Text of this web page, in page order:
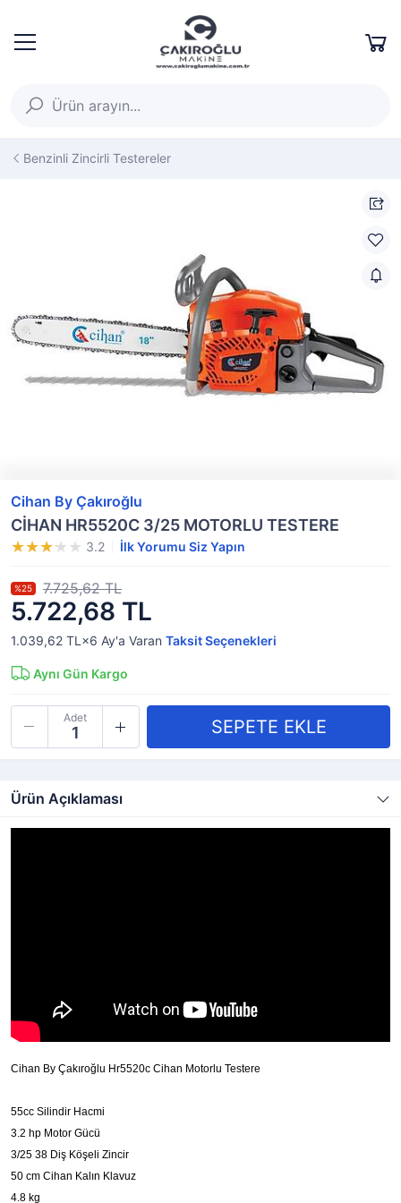
Benzinli Zincirli Testereler
Cihan By Çakıroğlu
CİHAN HR5520C 3/25 MOTORLU TESTERE
3.2 İlk Yorumu Siz Yapın
5.722,68 TL
%25 7.725,62 TL
1.039,62 TL×6 Ay'a Varan Taksit Seçenekleri
Aynı Gün Kargo
Adet
Ürün Açıklaması
Cihan By Çakıroğlu Hr5520c Cihan Motorlu Testere
55cc Silindir Hacmi
3.2 hp Motor Gücü
3/25 38 Diş Köşeli Zincir
50 cm Cihan Kalın Klavuz
4.8 kg